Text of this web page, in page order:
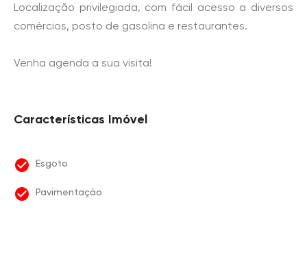
Localização privilegiada, com fácil acesso a diversos
comércios, posto de gasolina e restaurantes.
Venha agenda a sua visita!
Características Imóvel
Esgoto
Pavimentação